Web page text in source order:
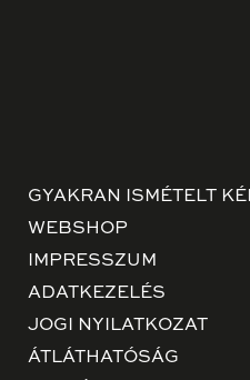
GYAKRAN ISMÉTELT
WEBSHOP
IMPRESSZUM
ADATKEZELÉS
JOGI NYILATKOZAT
ÁTLÁTHATÓSÁG